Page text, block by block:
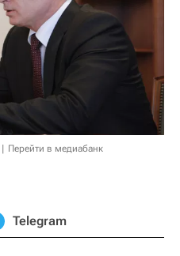
Перейти в медиабанк
Telegram